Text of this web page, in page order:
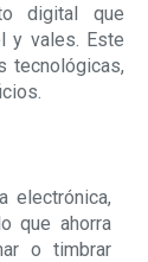
digital que
y vales. Este
tecnológicas,
electrónica,
que ahorra
o timbrar